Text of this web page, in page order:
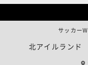
北アイルランド
サッカー